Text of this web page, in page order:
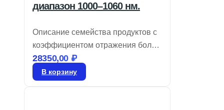
диапазон 1000–1060 нм.
Описание семейства продуктов с
коэффициентом отражения более
99% и покрытиями для диапазона
360–3300 нм. Обладают низкой
28350,00 ₽
В корзину